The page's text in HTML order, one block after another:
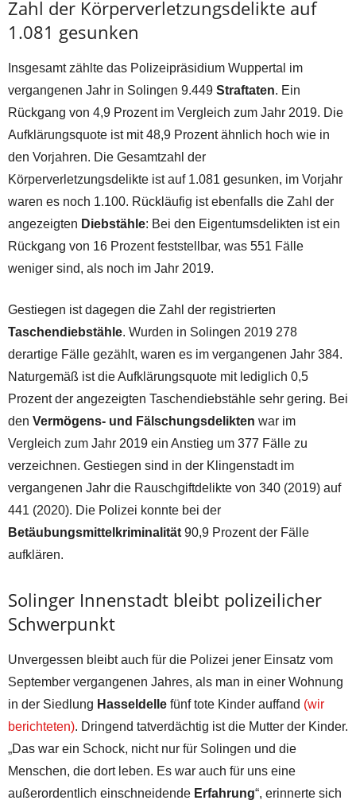
Zahl der Körperverletzungsdelikte auf
1.081 gesunken
Insgesamt zählte das Polizeipräsidium Wuppertal im
vergangenen Jahr in Solingen 9.449 Straftaten. Ein
Rückgang von 4,9 Prozent im Vergleich zum Jahr 2019. Die
Aufklärungsquote ist mit 48,9 Prozent ähnlich hoch wie in
den Vorjahren. Die Gesamtzahl der
Körperverletzungsdelikte ist auf 1.081 gesunken, im Vorjahr
waren es noch 1.100. Rückläufig ist ebenfalls die Zahl der
angezeigten Diebstähle: Bei den Eigentumsdelikten ist ein
Rückgang von 16 Prozent feststellbar, was 551 Fälle
weniger sind, als noch im Jahr 2019.
Gestiegen ist dagegen die Zahl der registrierten
Taschendiebstähle. Wurden in Solingen 2019 278
derartige Fälle gezählt, waren es im vergangenen Jahr 384.
Naturgemäß ist die Aufklärungsquote mit lediglich 0,5
Prozent der angezeigten Taschendiebstähle sehr gering. Bei
den Vermögens- und Fälschungsdelikten war im
Vergleich zum Jahr 2019 ein Anstieg um 377 Fälle zu
verzeichnen. Gestiegen sind in der Klingenstadt im
vergangenen Jahr die Rauschgiftdelikte von 340 (2019) auf
441 (2020). Die Polizei konnte bei der
Betäubungsmittelkriminalität 90,9 Prozent der Fälle
aufklären.
Solinger Innenstadt bleibt polizeilicher
Schwerpunkt
Unvergessen bleibt auch für die Polizei jener Einsatz vom
September vergangenen Jahres, als man in einer Wohnung
in der Siedlung Hasseldelle fünf tote Kinder auffand (wir
berichteten). Dringend tatverdächtig ist die Mutter der Kinder.
„Das war ein Schock, nicht nur für Solingen und die
Menschen, die dort leben. Es war auch für uns eine
außerordentlich einschneidende Erfahrung“, erinnerte sich